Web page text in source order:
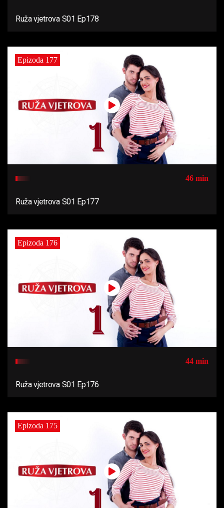
Ruža vjetrova S01 Ep178
Epizoda 177
46 min
Ruža vjetrova S01 Ep177
Epizoda 176
44 min
Ruža vjetrova S01 Ep176
Epizoda 175